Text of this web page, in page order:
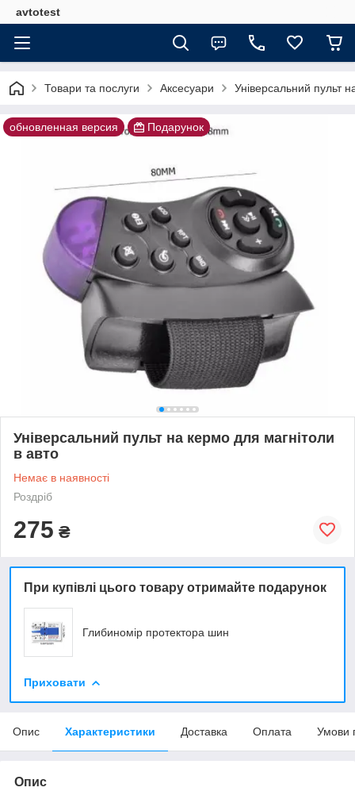
avtotest
Товари та послуги Аксесуари Універсальний пульт
обновленная версия Подарунок
Універсальний пульт на кермо для магнітоли
в авто
Немає в наявності
Роздріб
275 ₴
При купівлі цього товару отримайте подарунок
Глибиномір протектора шин
Приховати
Опис Характеристики Доставка Оплата Умови
Опис